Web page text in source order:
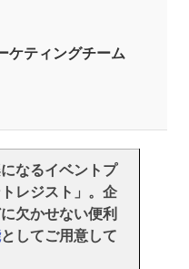
ティングチーム
なるイベントプ
レジスト」。企
欠かせない便利
としてご用意して